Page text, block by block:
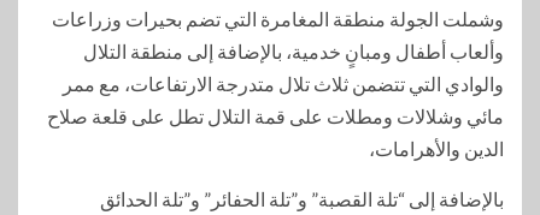
وشملت الجولة منطقة المغامرة التي تضم بحيرات وزراعات
وألعاب أطفال ومبانٍ خدمية، بالإضافة إلى منطقة التلال
والوادي التي تتضمن ثلاث تلال متدرجة الارتفاعات، مع ممر
مائي وشلالات ومطلات على قمة التلال تطل على قلعة صلاح
الدين والأهرامات،
بالإضافة إلى “تلة القصبة” و”تلة الحفائر” و”تلة الحدائق